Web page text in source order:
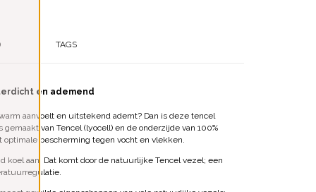
TAGS
en ademend
aanvoelt en uitstekend ademt? Dan is deze tencel
van Tencel (lyocell) en de onderzijde van 100%
bescherming tegen vocht en vlekken.
aan. Dat komt door de natuurlijke Tencel vezel; een